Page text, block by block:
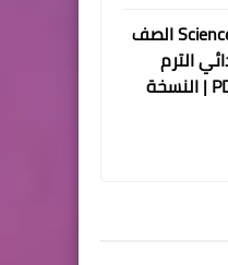
كتاب الطالب Science الصف
الترم
الأول 2027 PDF | النسخة